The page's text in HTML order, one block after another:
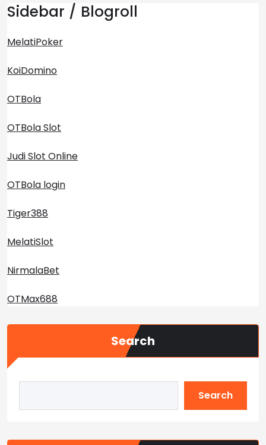
Sidebar / Blogroll
MelatiPoker
KoiDomino
OTBola
OTBola Slot
Judi Slot Online
OTBola login
Tiger388
MelatiSlot
NirmalaBet
OTMax688
Search
Search